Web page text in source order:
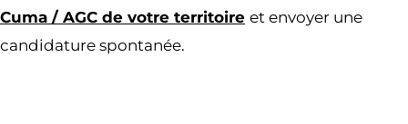
Cuma / AGC de votre territoire et envoyer une
candidature spontanée.